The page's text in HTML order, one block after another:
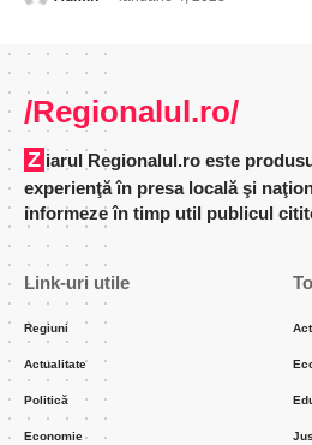
/Regionalul.ro/
Ziarul Regionalul.ro este produsul unei echipe cu
experienţă în presa locală şi
informeze în timp util publicul
Link-uri utile
Regiuni
Actualitate
Politică
Economie